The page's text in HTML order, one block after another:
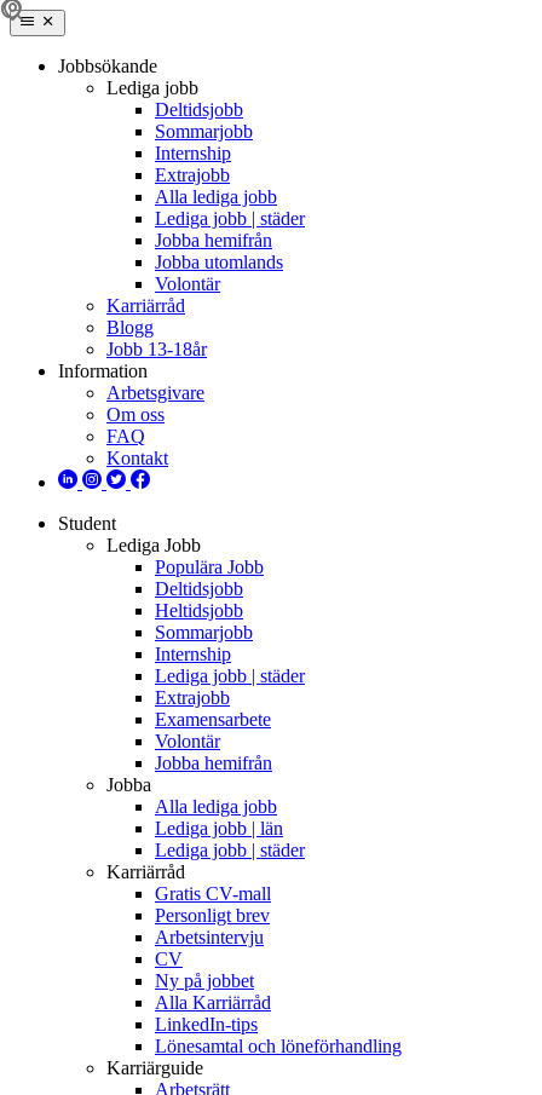
Jobbsökande
Lediga jobb
Deltidsjobb
Sommarjobb
Internship
Extrajobb
Alla lediga jobb
Lediga jobb | städer
Jobba hemifrån
Jobba utomlands
Volontär
Karriärråd
Blogg
Jobb 13-18år
Information
Arbetsgivare
Om oss
FAQ
Kontakt
Student
Lediga Jobb
Populära Jobb
Deltidsjobb
Heltidsjobb
Sommarjobb
Internship
Lediga jobb | städer
Extrajobb
Examensarbete
Volontär
Jobba hemifrån
Jobba
Alla lediga jobb
Lediga jobb | län
Lediga jobb | städer
Karriärråd
Gratis CV-mall
Personligt brev
Arbetsintervju
CV
Ny på jobbet
Alla Karriärråd
LinkedIn-tips
Lönesamtal och löneförhandling
Karriärguide
Arbetsrätt